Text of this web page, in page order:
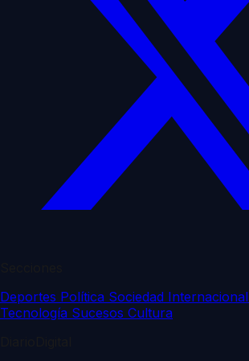
Deportes Política Sociedad Internacional
Tecnología Sucesos Cultura